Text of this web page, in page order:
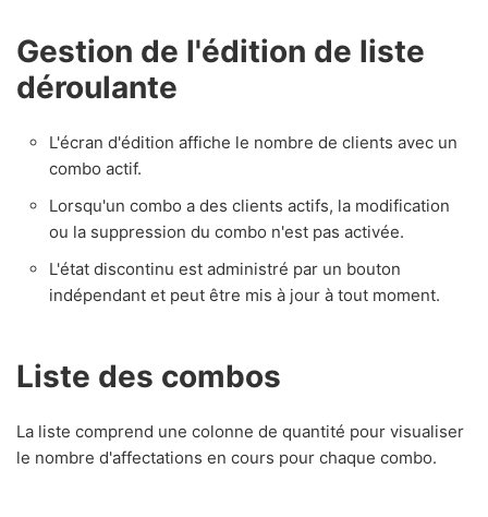
Gestion de l'édition de liste
déroulante
L'écran d'édition affiche le nombre de clients avec un
combo actif.
Lorsqu'un combo a des clients actifs, la modification
ou la suppression du combo n'est pas activée.
L'état discontinu est administré par un bouton
indépendant et peut être mis à jour à tout moment.
Liste des combos
La liste comprend une colonne de quantité pour visualiser
le nombre d'affectations en cours pour chaque combo.